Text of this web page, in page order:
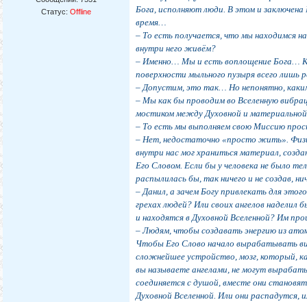
Статус:Offline
Бога, исполняют люди. В этом и
время…
– То есть получается, что мы находимся
внутри него живём?
– Именно… Мы и есть воплощение Бога…
поверхности мыльного пузыря всего
– Допустим, это так… Но непонятно,
– Мы как бы проводим во Вселенную
мостиком между Духовной и
– То есть мы выполняем свою Миссию
– Нет, недостаточно «просто жить».
внутри нас мог храниться материал,
Его Словом. Если бы у человека не было
распылилась бы, так ничего и не создав,
– Данил, а зачем Богу привлекать для
грехах людей? Или своих ангелов
и находятся в Духовной Вселенной? Им
– Людям, чтобы создавать энергию из
Чтобы Его Слово начало вырабатывать
сложнейшее устройство, мозг, который,
вы называете ангелами, не могут
соединяется с душой, вместе они
Духовной Вселенной. Или они